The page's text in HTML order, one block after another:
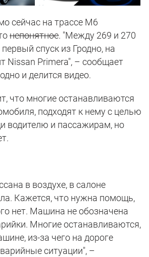
сейчас на трассе М6
непонятное. "Между 269 и 270
спуск из Гродно, на
Nissan Primera", – сообщает
и делится видео.
что многие останавливаются
подходят к нему с целью
водителю и пассажирам, но
в воздухе, в салоне
Кажется, что нужна помощь,
нет. Машина не обозначена
Многие останавливаются,
из-за чего на дороге
ситуации", –